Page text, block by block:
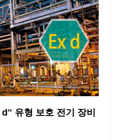
유형 보호 전기 장비